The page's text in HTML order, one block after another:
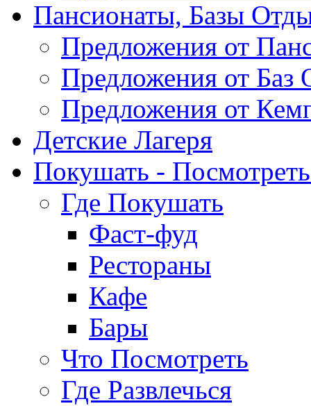
Пансионаты, Базы
Предложения от
Предложения от Баз
Предложения от
Детские Лагеря
Покушать - Посмотреть
Где Покушать
Фаст-фуд
Рестораны
Кафе
Бары
Что Посмотреть
Где Развлечься